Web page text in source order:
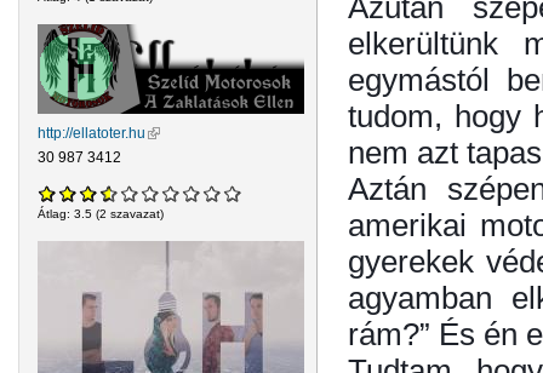
http://ellatoter.hu (külső hivatkozás)
30 987 3412
Átlag: 3.5 (2 szavazat)
elkerültünk
egymástól
tudom, hogy
nem azt
Aztán
amerikai
gyerekek
agyamban
rám?” És én